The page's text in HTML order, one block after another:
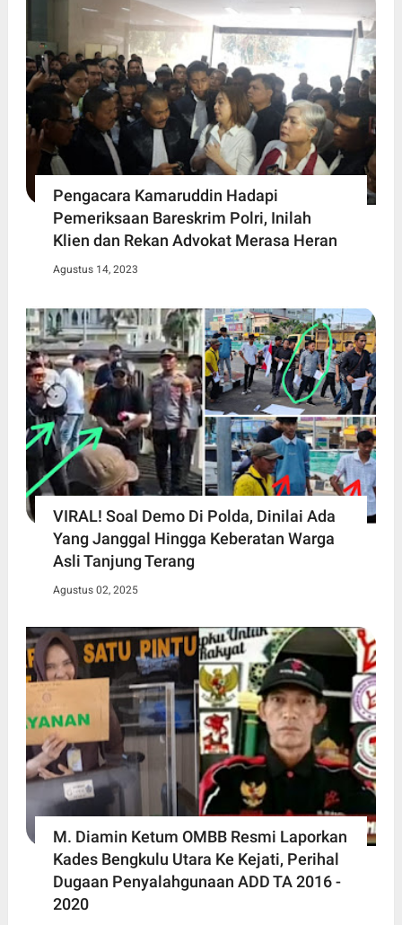
Pengacara Kamaruddin Hadapi
Pemeriksaan Bareskrim Polri, Inilah
Klien dan Rekan Advokat Merasa Heran
Agustus 14, 2023
VIRAL! Soal Demo Di Polda, Dinilai Ada
Yang Janggal Hingga Keberatan Warga
Asli Tanjung Terang
Agustus 02, 2025
M. Diamin Ketum OMBB Resmi Laporkan
Kades Bengkulu Utara Ke Kejati, Perihal
Dugaan Penyalahgunaan ADD TA 2016 -
2020